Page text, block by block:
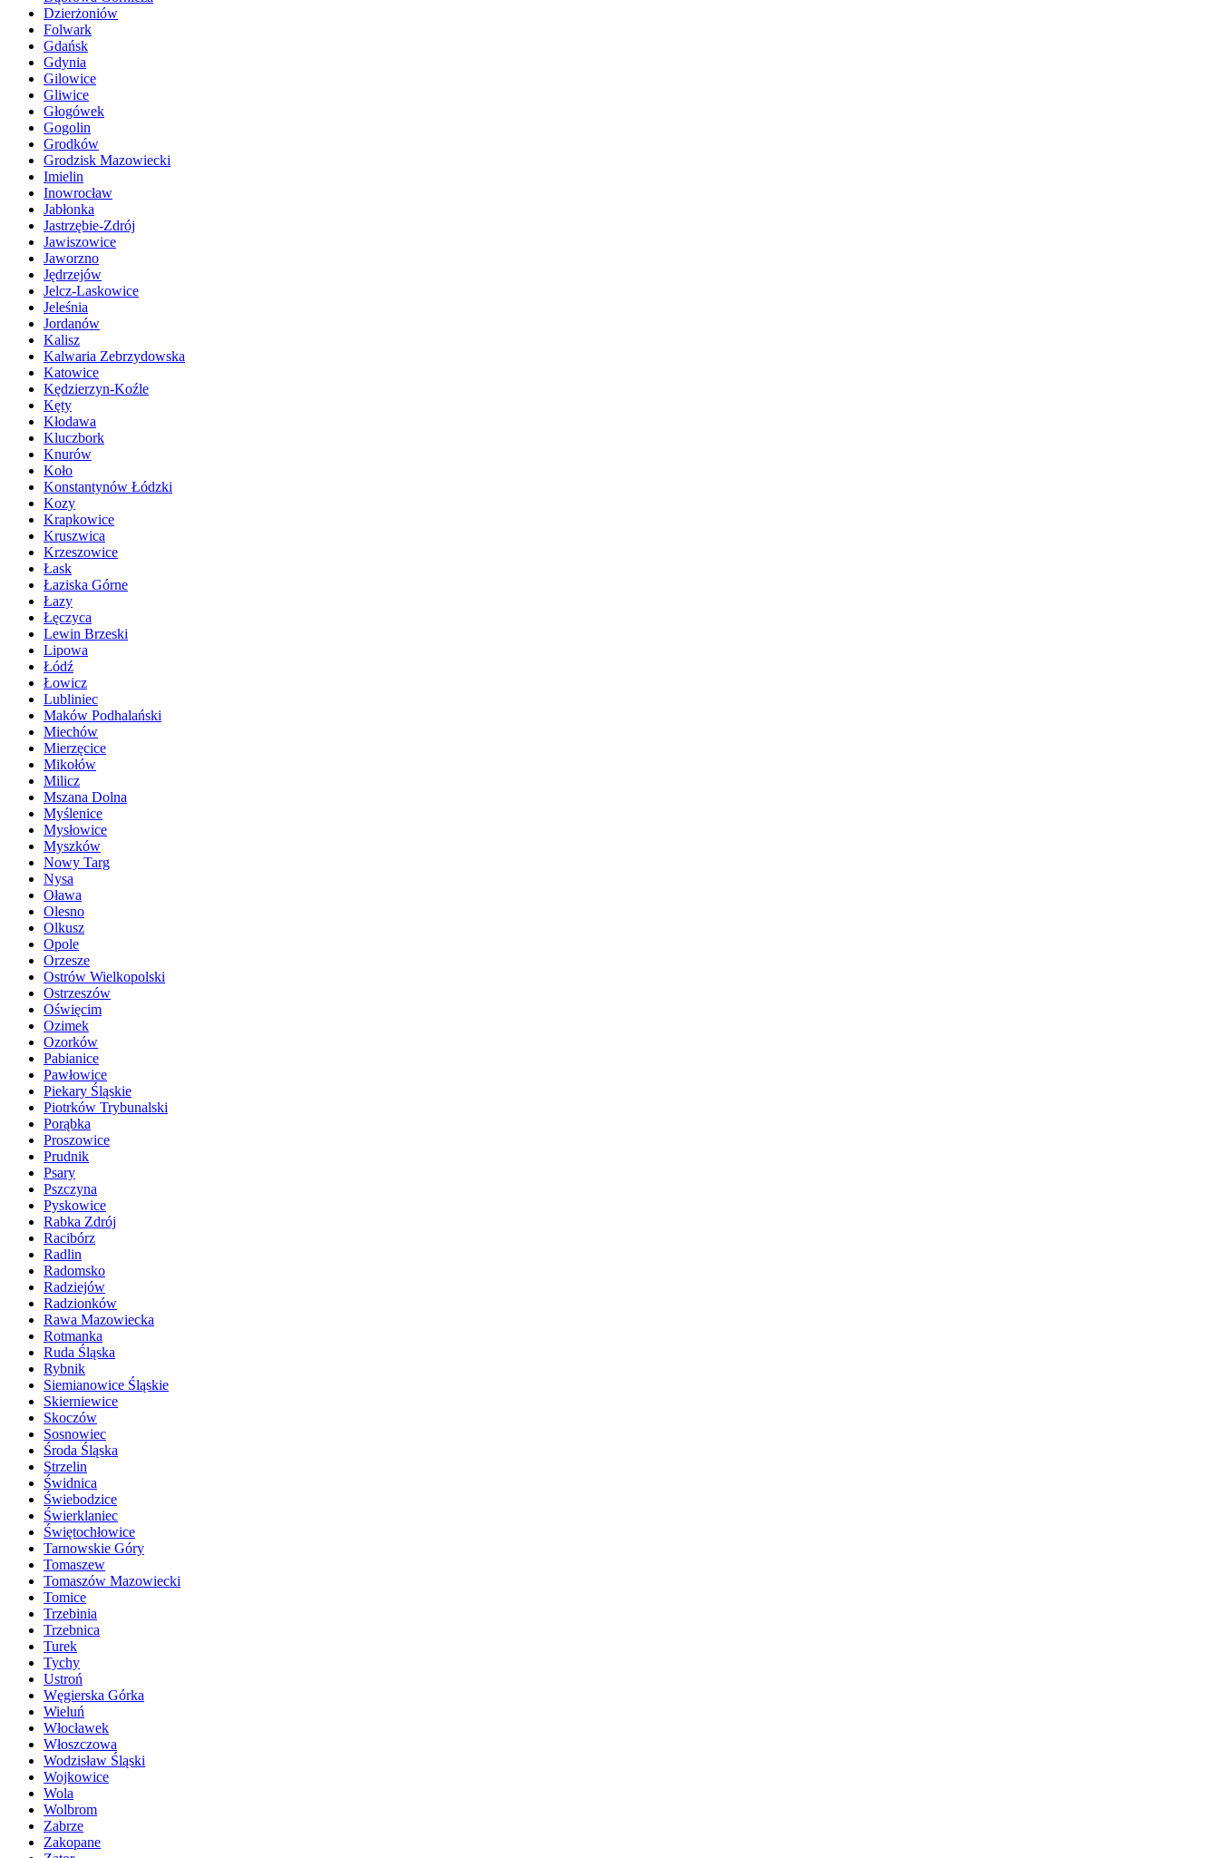
Dzierżoniów
Folwark
Gdańsk
Gdynia
Gilowice
Gliwice
Głogówek
Gogolin
Grodków
Grodzisk Mazowiecki
Imielin
Inowrocław
Jabłonka
Jastrzębie-Zdrój
Jawiszowice
Jaworzno
Jędrzejów
Jelcz-Laskowice
Jeleśnia
Jordanów
Kalisz
Kalwaria Zebrzydowska
Katowice
Kędzierzyn-Koźle
Kęty
Kłodawa
Kluczbork
Knurów
Koło
Konstantynów Łódzki
Kozy
Krapkowice
Kruszwica
Krzeszowice
Łask
Łaziska Górne
Łazy
Łęczyca
Lewin Brzeski
Lipowa
Łódź
Łowicz
Lubliniec
Maków Podhalański
Miechów
Mierzęcice
Mikołów
Milicz
Mszana Dolna
Myślenice
Mysłowice
Myszków
Nowy Targ
Nysa
Oława
Olesno
Olkusz
Opole
Orzesze
Ostrów Wielkopolski
Ostrzeszów
Oświęcim
Ozimek
Ozorków
Pabianice
Pawłowice
Piekary Śląskie
Piotrków Trybunalski
Porąbka
Proszowice
Prudnik
Psary
Pszczyna
Pyskowice
Rabka Zdrój
Racibórz
Radlin
Radomsko
Radziejów
Radzionków
Rawa Mazowiecka
Rotmanka
Ruda Śląska
Rybnik
Siemianowice Śląskie
Skierniewice
Skoczów
Sosnowiec
Środa Śląska
Strzelin
Świdnica
Świebodzice
Świerklaniec
Świętochłowice
Tarnowskie Góry
Tomaszew
Tomaszów Mazowiecki
Tomice
Trzebinia
Trzebnica
Turek
Tychy
Ustroń
Węgierska Górka
Wieluń
Włocławek
Włoszczowa
Wodzisław Śląski
Wojkowice
Wola
Wolbrom
Zabrze
Zakopane